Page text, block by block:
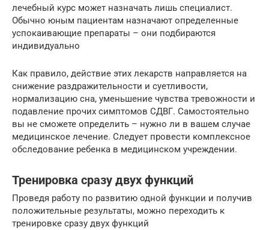
лечебный курс может назначать лишь специалист.
Обычно юным пациентам назначают определенные
успокаивающие препараты – они подбираются
индивидуально
Как правило, действие этих лекарств направляется на
снижение раздражительности и суетливости,
нормализацию сна, уменьшение чувства тревожности и
подавление прочих симптомов СДВГ. Самостоятельно
вы не сможете определить – нужно ли в вашем случае
медицинское лечение. Следует провести комплексное
обследование ребенка в медицинском учреждении.
Тренировка сразу двух функций
Проведя работу по развитию одной функции и получив
положительные результаты, можно переходить к
тренировке сразу двух функций